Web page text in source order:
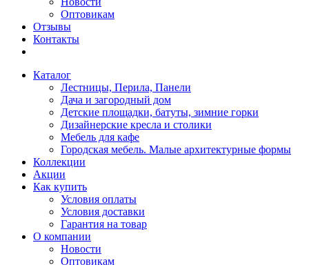
Оптовикам
Отзывы
Контакты
Каталог
Лестницы, Перила, Панели
Дача и загородный дом
Детские площадки, батуты, зимние горки
Дизайнерские кресла и столики
Мебель для кафе
Городская мебель. Малые архитектурные формы
Коллекции
Акции
Как купить
Условия оплаты
Условия доставки
Гарантия на товар
О компании
Новости
Оптовикам